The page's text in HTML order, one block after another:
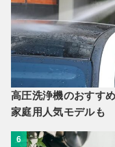
高圧洗浄機のおすす
家庭用人気モデルも
6